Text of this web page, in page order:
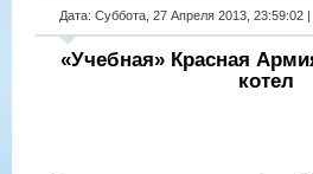
Дата: Суббота, 27 Апреля 2013, 23:59:02
«Учебная» Красная
котел